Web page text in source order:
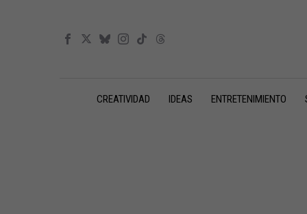
CREATIVIDAD IDEAS ENTRETENIMIENTO